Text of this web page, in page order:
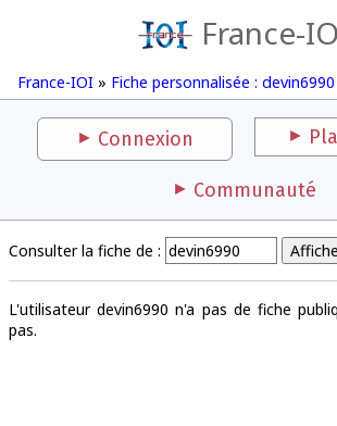
France-
France-IOI » Fiche personnalisée : devin6990
Connexion
Communauté
Consulter la fiche de :
L'utilisateur devin6990 n'a pas de fiche
pas.